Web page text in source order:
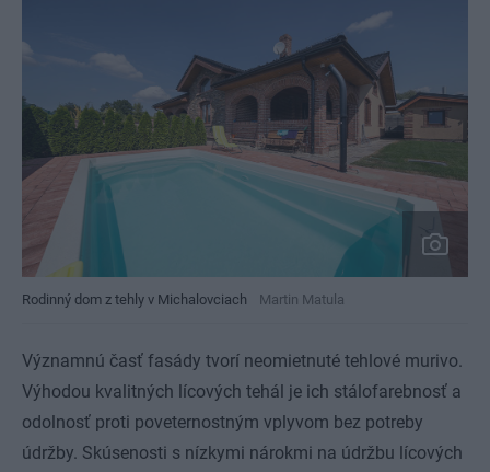
Rodinný dom z tehly v Michalovciach Martin Matula
Významnú časť fasády tvorí neomietnuté tehlové murivo.
Výhodou kvalitných lícových tehál je ich stálofarebnosť a
odolnosť proti poveternostným vplyvom bez potreby
údržby. Skúsenosti s nízkymi nárokmi na údržbu lícových